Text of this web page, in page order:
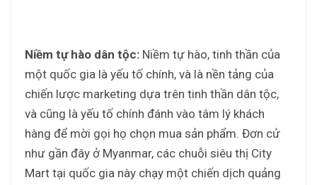
Niềm tự hào dân tộc: Niềm tự hào, tinh thần của
một quốc gia là yếu tố chính, và là nền tảng của
chiến lược marketing dựa trên tinh thần dân tộc,
và cũng là yếu tố chính đánh vào tâm lý khách
hàng để mời gọi họ chọn mua sản phẩm. Đơn cử
như gần đây ở Myanmar, các chuỗi siêu thị City
Mart tại quốc gia này chạy một chiến dịch quảng